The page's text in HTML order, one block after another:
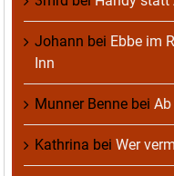
Johann bei Ebbe im
Inn
Munner Benne bei
Kathrina bei Wer